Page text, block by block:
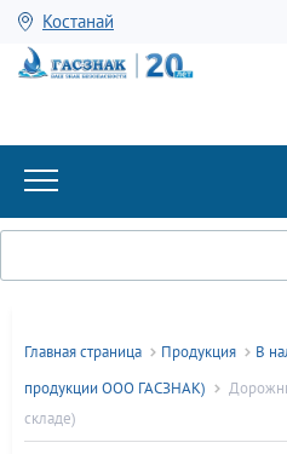
Костанай
Главная страница Продукция
В
продукции ООО ГАСЗНАК)
складе)